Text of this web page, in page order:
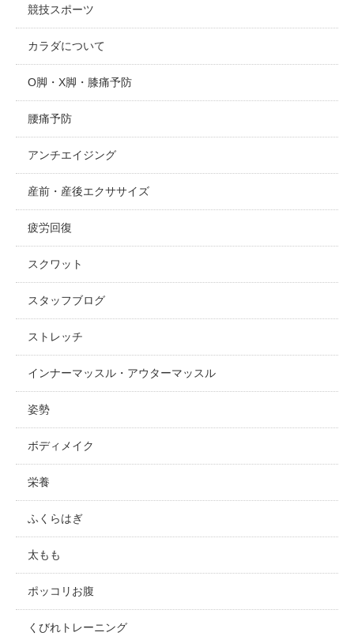
競技スポーツ
カラダについて
O脚・X脚・膝痛予防
腰痛予防
アンチエイジング
産前・産後エクササイズ
疲労回復
スクワット
スタッフブログ
ストレッチ
インナーマッスル・アウターマッスル
姿勢
ボディメイク
栄養
ふくらはぎ
太もも
ポッコリお腹
くびれトレーニング